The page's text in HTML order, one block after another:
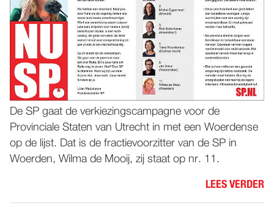
De SP gaat de verkiezingscampagne voor de
Provinciale Staten van Utrecht in met een Woerdense
op de lijst. Dat is de fractievoorzitter van de SP in
Woerden, Wilma de Mooij, zij staat op nr. 11.
LEES VERDER